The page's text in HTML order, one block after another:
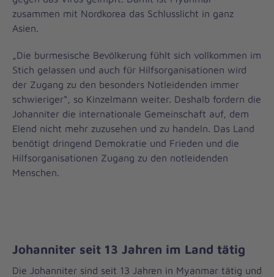
zusammen mit Nordkorea das Schlusslicht in ganz
Asien.
„Die burmesische Bevölkerung fühlt sich vollkommen im
Stich gelassen und auch für Hilfsorganisationen wird
der Zugang zu den besonders Notleidenden immer
schwieriger“, so Kinzelmann weiter. Deshalb fordern die
Johanniter die internationale Gemeinschaft auf, dem
Elend nicht mehr zuzusehen und zu handeln. Das Land
benötigt dringend Demokratie und Frieden und die
Hilfsorganisationen Zugang zu den notleidenden
Menschen.
Johanniter seit 13 Jahren im Land tätig
Die Johanniter sind seit 13 Jahren in Myanmar tätig und